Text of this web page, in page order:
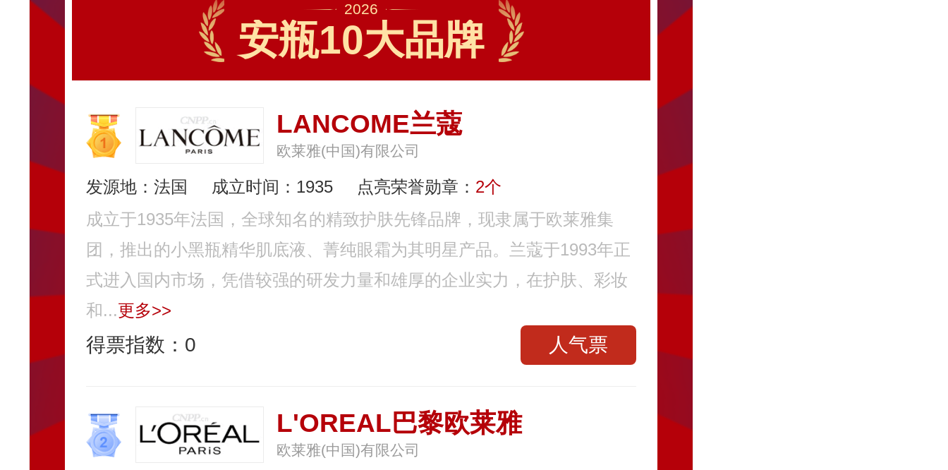
2026
安瓶10大品牌
LANCOME兰蔻
欧莱雅(中国)有限公司
发源地：法国 成立时间：1935 点亮荣誉勋章： 2个
成立于1935年法国，全球知名的精致护肤先锋品牌，现隶属于欧莱雅集
团，推出的小黑瓶精华肌底液、菁纯眼霜为其明星产品。兰蔻于1993年正
式进入国内市场，凭借较强的研发力量和雄厚的企业实力，在护肤、彩妆
和...更多>>
得票指数： 0 人气票
L'OREAL巴黎欧莱雅
欧莱雅(中国)有限公司